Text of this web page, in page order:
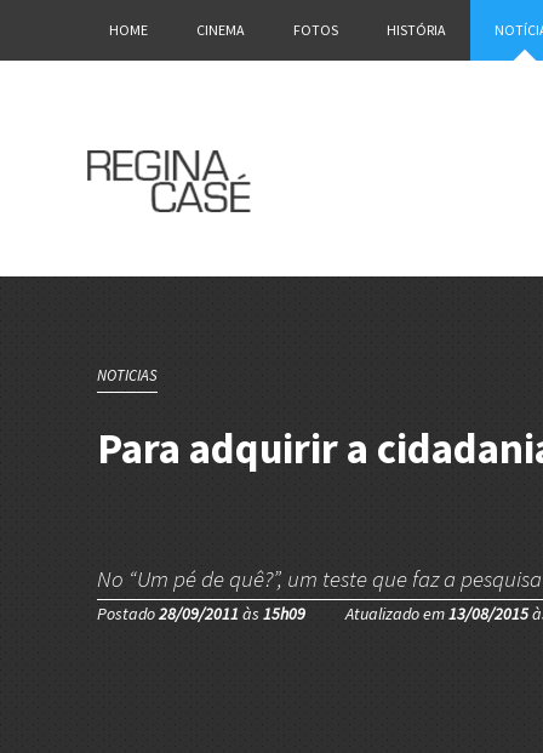
HOME CINEMA FOTOS HISTÓRIA
NOTICIAS
Para adquirir a
No “Um pé de quê?”, um teste que faz a
Postado28/09/2011 às 15h09 Atualizado em13/08/2015